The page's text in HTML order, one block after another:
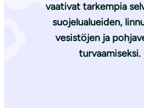
vaativat tarkempia
suojelualueiden,
vesistöjen ja
turvaamiseksi.